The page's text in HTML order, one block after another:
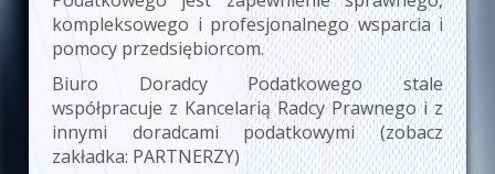
kompleksowego i profesjonalnego wsparcia i
pomocy przedsiębiorcom.
Biuro Doradcy Podatkowego stale
współpracuje z Kancelarią Radcy Prawnego i z
innymi doradcami podatkowymi (zobacz
zakładka: PARTNERZY)